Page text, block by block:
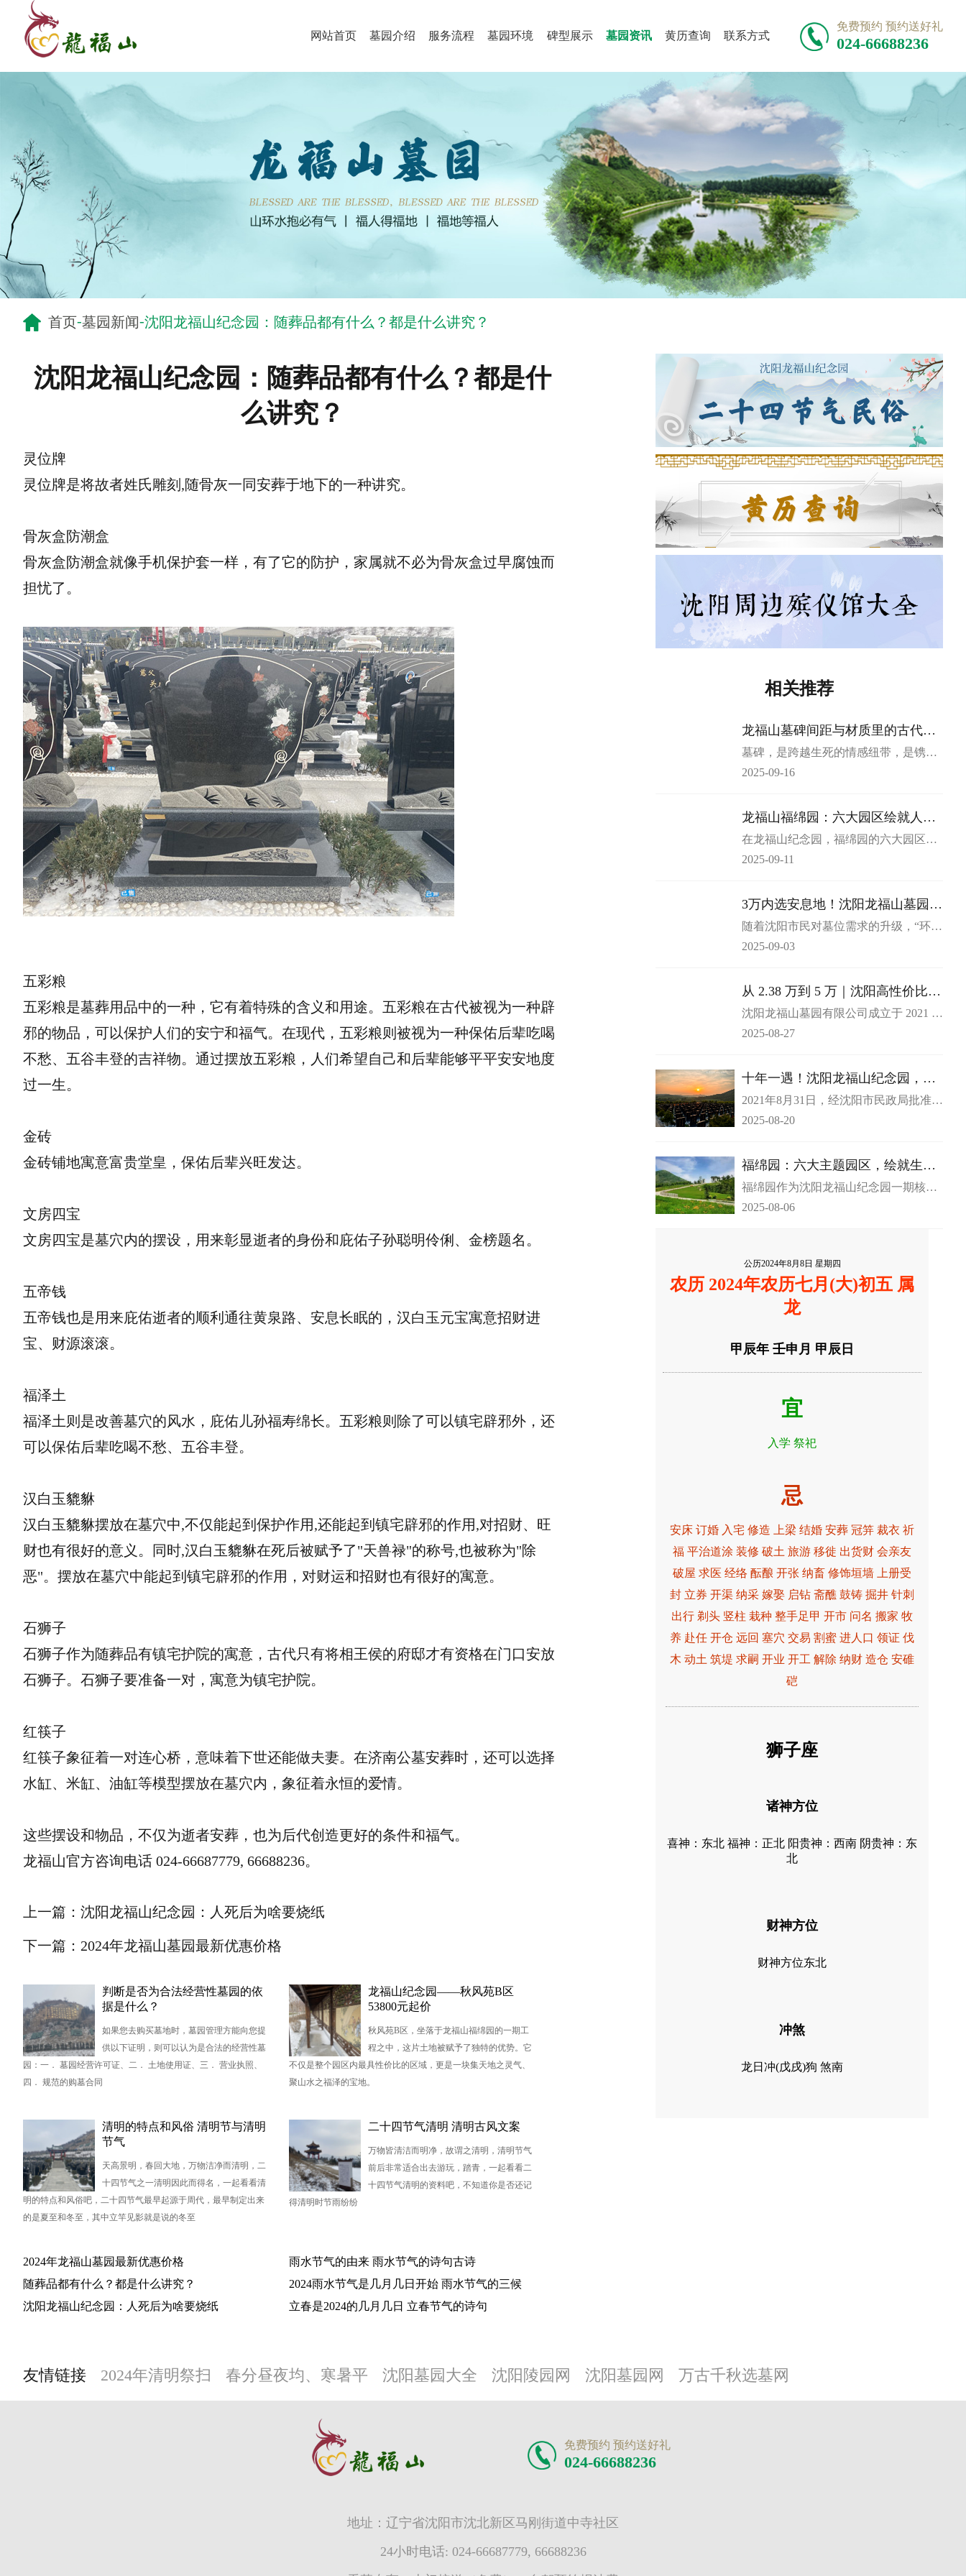
网站首页 墓园介绍 服务流程 墓园环境 碑型展示 墓园资讯 黄历查询 联系方式
免费预约 预约送好礼
024-66688236
首页-墓园新闻-沈阳龙福山纪念园：随葬品都有什么？都是什么讲究？
沈阳龙福山纪念园：随葬品都有什么？都是什
么讲究？
灵位牌
灵位牌是将故者姓氏雕刻,随骨灰一同安葬于地下的一种讲究。
骨灰盒防潮盒
骨灰盒防潮盒就像手机保护套一样，有了它的防护，家属就不必为骨灰盒过早腐蚀而
担忧了。
五彩粮
五彩粮是墓葬用品中的一种，它有着特殊的含义和用途。五彩粮在古代被视为一种辟
邪的物品，可以保护人们的安宁和福气。在现代，五彩粮则被视为一种保佑后辈吃喝
不愁、五谷丰登的吉祥物。通过摆放五彩粮，人们希望自己和后辈能够平平安安地度
过一生。
金砖
金砖铺地寓意富贵堂皇，保佑后辈兴旺发达。
文房四宝
文房四宝是墓穴内的摆设，用来彰显逝者的身份和庇佑子孙聪明伶俐、金榜题名。
五帝钱
五帝钱也是用来庇佑逝者的顺利通往黄泉路、安息长眠的，汉白玉元宝寓意招财进
宝、财源滚滚。
福泽土
福泽土则是改善墓穴的风水，庇佑儿孙福寿绵长。五彩粮则除了可以镇宅辟邪外，还
可以保佑后辈吃喝不愁、五谷丰登。
汉白玉貔貅
汉白玉貔貅摆放在墓穴中,不仅能起到保护作用,还能起到镇宅辟邪的作用,对招财、旺
财也有很好的意义。同时,汉白玉貔貅在死后被赋予了"天兽禄"的称号,也被称为"除
恶"。摆放在墓穴中能起到镇宅辟邪的作用，对财运和招财也有很好的寓意。
石狮子
石狮子作为随葬品有镇宅护院的寓意，古代只有将相王侯的府邸才有资格在门口安放
石狮子。石狮子要准备一对，寓意为镇宅护院。
红筷子
红筷子象征着一对连心桥，意味着下世还能做夫妻。在济南公墓安葬时，还可以选择
水缸、米缸、油缸等模型摆放在墓穴内，象征着永恒的爱情。
这些摆设和物品，不仅为逝者安葬，也为后代创造更好的条件和福气。
龙福山官方咨询电话 024-66687779, 66688236。
上一篇：沈阳龙福山纪念园：人死后为啥要烧纸
下一篇：2024年龙福山墓园最新优惠价格
判断是否为合法经营性墓园的依
据是什么？
如果您去购买墓地时，墓园管理方能向您提
供以下证明，则可以认为是合法的经营性墓
园：一． 墓园经营许可证、二． 土地使用证、三． 营业执照、
四． 规范的购墓合同
龙福山纪念园——秋风苑B区
53800元起价
秋风苑B区，坐落于龙福山福绵园的一期工
程之中，这片土地被赋予了独特的优势。它
不仅是整个园区内最具性价比的区域，更是一块集天地之灵气、
聚山水之福泽的宝地。
清明的特点和风俗 清明节与清明
节气
天高景明，春回大地，万物洁净而清明，二
十四节气之一清明因此而得名，一起看看清
明的特点和风俗吧，二十四节气最早起源于周代，最早制定出来
的是夏至和冬至，其中立竿见影就是说的冬至
二十四节气清明 清明古风文案
万物皆清洁而明净，故谓之清明，清明节气
前后非常适合出去游玩，踏青，一起看看二
十四节气清明的资料吧，不知道你是否还记
得清明时节雨纷纷
2024年龙福山墓园最新优惠价格
随葬品都有什么？都是什么讲究？
沈阳龙福山纪念园：人死后为啥要烧纸
雨水节气的由来 雨水节气的诗句古诗
2024雨水节气是几月几日开始 雨水节气的三候
立春是2024的几月几日 立春节气的诗句
相关推荐
龙福山墓碑间距与材质里的古代风
水秘辛
墓碑，是跨越生死的情感纽带，是镌刻
思念的无声载体。它静立天地间，不仅
承” 的深层密码。在诸多被忽略的细节
里，墓碑的间距与材质，恰是古代风水
大师眼中关乎 “阴阳调和” 的核心要义。
而在龙福山墓园，这两大细节被重新诠
2025-09-16
龙福山福绵园：六大园区绘就人文
生命画卷
在龙福山纪念园，福绵园的六大园区
—— 晚渡苑、夕照苑、万泉苑、观塔
幅饱含人文关怀的生命画卷。​
2025-09-11
3万内选安息地！沈阳龙福山墓园优
选
随着沈阳市民对墓位需求的升级，“环境
优美、服务贴心、价格亲民” 的墓园已
内即可在这里觅得理想安息之所。
2025-09-03
从 2.38 万到 5 万｜沈阳高性价比公
墓，全价位段品质不打折
沈阳龙福山墓园有限公司成立于 2021 年
8 月 31 日，作为市民政局批准的合法经
障。园区坐落于沈北新区马刚街道中寺
社区，定位为现代化生命纪念园，集休
闲、观光、祭祀功能于一体，以人文情
怀承载对生命的尊重与缅怀。
2025-08-27
十年一遇！沈阳龙福山纪念园，官
方认证的追思圣地
2021年8月31日，经沈阳市民政局批准设
立的龙福山纪念园有限公司正式开园运
文化底蕴与人文关怀，为沈阳及周边地
区民众构建起理想的追思缅怀场所。
2025-08-20
福绵园：六大主题园区，绘就生命
的诗意长卷
福绵园作为沈阳龙福山纪念园一期核心
项目，以人文哲思为笔触，书写对生命
文化为纽带交织共生，构建起兼具生态
美学与精神传承的生命纪念空间。​
2025-08-06
公历2024年8月8日 星期四
农历 2024年农历七月(大)初五 属
龙
甲辰年 壬申月 甲辰日
宜
入学 祭祀
忌
安床 订婚 入宅 修造 上梁 结婚 安葬 冠笄 裁衣 祈
福 平治道涂 装修 破土 旅游 移徙 出货财 会亲友
破屋 求医 经络 酝酿 开张 纳畜 修饰垣墙 上册受
封 立券 开渠 纳采 嫁娶 启钻 斋醮 鼓铸 掘井 针刺
出行 剃头 竖柱 栽种 整手足甲 开市 问名 搬家 牧
养 赴任 开仓 远回 塞穴 交易 割蜜 进人口 领证 伐
木 动土 筑堤 求嗣 开业 开工 解除 纳财 造仓 安碓
硙
狮子座
诸神方位
喜神：东北 福神：正北 阳贵神：西南 阴贵神：东
北
财神方位
财神方位东北
冲煞
龙日冲(戊戌)狗 煞南
友情链接 2024年清明祭扫 春分昼夜均、寒暑平 沈阳墓园大全 沈阳陵园网 沈阳墓园网 万古千秋选墓网
免费预约 预约送好礼
024-66688236
地址：辽宁省沈阳市沈北新区马刚街道中寺社区
24小时电话: 024-66687779, 66688236